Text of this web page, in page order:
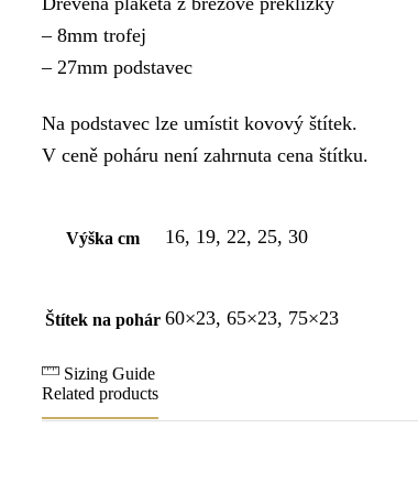
– 8mm trofej
– 27mm podstavec
Na podstavec lze umístit kovový štítek.
V ceně poháru není zahrnuta cena štítku.
Výška cm 16, 19, 22, 25, 30
Štítek na pohár 60×23, 65×23, 75×23
Sizing Guide
Related products